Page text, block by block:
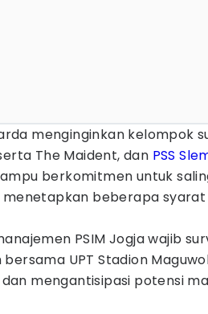
menginginkan kelompok
The Maident, dan PSS
berkomitmen untuk
beberapa syarat
PSIM Jogja wajib
UPT Stadion
mengantisipasi potensi